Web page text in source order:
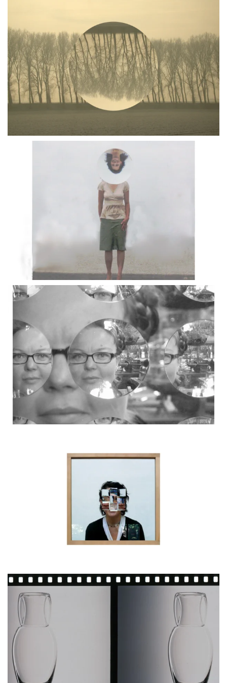
BLÄDDRA I GALLERI
BLÄDDRA I GALLERI
BLÄDDRA I GALLERI
BLÄDDRA I GALLERI